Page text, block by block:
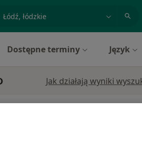
miasto lub dzielnica
Dostępne terminy Język
Jak działają wyniki